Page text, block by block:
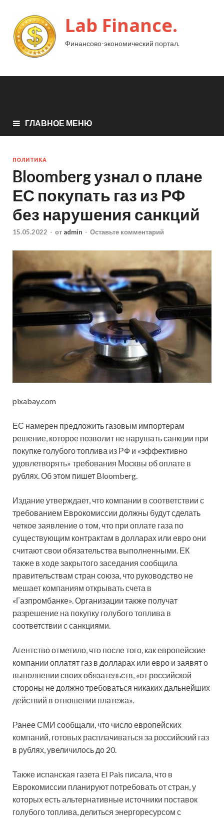
Lab Finance.
Финансово-экономический портал.
ГЛАВНОЕ МЕНЮ
ПОЛИТИКА
Bloomberg узнал о плане
ЕС покупать газ из РФ
без нарушения санкций
15.05.2022 - от admin - Оставьте комментарий
pixabay.com
ЕС намерен предложить газовым импортерам
решение, которое позволит не нарушать санкции при
покупке голубого топлива из РФ и «эффективно
удовлетворять» требования Москвы об оплате в
рублях. Об этом пишет Bloomberg.
Издание утверждает, что компании в соответствии с
требованием Еврокомиссии должны будут сделать
четкое заявление о том, что при оплате газа по
существующим контрактам в долларах или евро они
считают свои обязательства выполненными. ЕК
также в ходе закрытого заседания сообщила
правительствам стран союза, что руководство не
мешает компаниям открывать счета в
«Газпромбанке». Организации также получат
разрешение на покупку голубого топлива в
соответствии с санкциями.
Агентство отметило, что после того, как европейские
компании оплатят газ в долларах или евро и заявят о
выполнении своих обязательств, «от российской
стороны не должно требоваться никаких дальнейших
действий в отношении платежа».
Ранее СМИ сообщали, что число европейских
компаний, готовых расплачиваться за российский газ
в рублях, увеличилось до 20.
Также испанская газета El Pais писала, что в
Еврокомиссии планируют потребовать от стран, у
которых есть альтернативные источники поставок
голубого топлива, делиться энергоресурсом с